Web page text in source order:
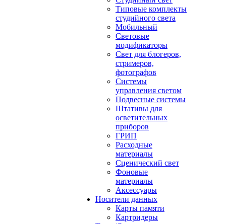
Типовые комплекты
студийного света
Мобильный
Световые
модификаторы
Свет для блогеров,
стримеров,
фотографов
Системы
управления светом
Подвесные системы
Штативы для
осветительных
приборов
ГРИП
Расходные
материалы
Сценический свет
Фоновые
материалы
Аксессуары
Носители данных
Карты памяти
Картридеры